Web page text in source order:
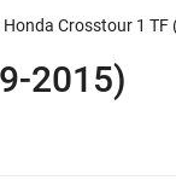
Crosstour 1 TF
2015)